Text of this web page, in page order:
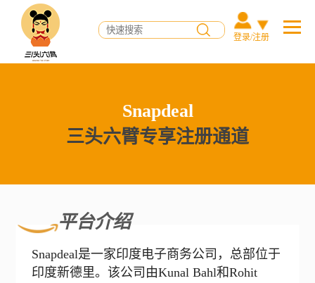
登录/注册
Snapdeal
三头六臂专享注册通道
平台介绍
Snapdeal是一家印度电子商务公司，总部位于
印度新德里。该公司由Kunal Bahl和Rohit